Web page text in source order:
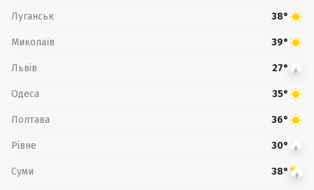
Луганськ 38°
Миколаїв 39°
Львів 27°
Одеса 35°
Полтава 36°
Рівне 30°
Суми 38°